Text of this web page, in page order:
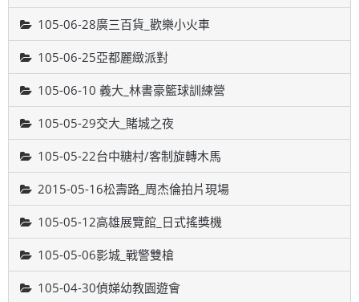
105-06-28廣三百貨_歡樂小火車
105-06-25亞都麗緻派對
105-06-10 義大_林書豪籃球訓練營
105-05-29交大_賭城之夜
105-05-22台中糖村/客制旋轉木馬
2015-05-16松壽路_周杰倫拍片現場
105-05-12高雄展覽館_日式搖獎機
105-05-06影城_戰警雙槍
105-04-30偵娣幼教園遊會